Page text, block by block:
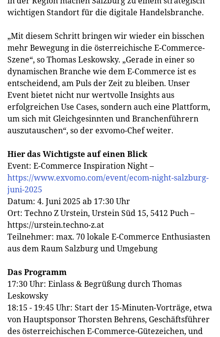
wichtigen Standort für die digitale Handelsbranche.
„Mit diesem Schritt bringen wir wieder ein bisschen
mehr Bewegung in die österreichische E-Commerce-
Szene“, so Thomas Leskowsky. „Gerade in einer so
dynamischen Branche wie dem E-Commerce ist es
entscheidend, am Puls der Zeit zu bleiben. Unser
Event bietet nicht nur wertvolle Insights aus
erfolgreichen Use Cases, sondern auch eine Plattform,
um sich mit Gleichgesinnten und Branchenführern
auszutauschen“, so der exvomo-Chef weiter.
Hier das Wichtigste auf einen Blick
Event: E-Commerce Inspiration Night –
https://www.exvomo.com/event/ecom-night-salzburg-
juni-2025
Datum: 4. Juni 2025 ab 17:30 Uhr
Ort: Techno Z Urstein, Urstein Süd 15, 5412 Puch –
https://urstein.techno-z.at
Teilnehmer: max. 70 lokale E-Commerce Enthusiasten
aus dem Raum Salzburg und Umgebung
Das Programm
17:30 Uhr: Einlass & Begrüßung durch Thomas
Leskowsky
18:15 - 19:45 Uhr: Start der 15-Minuten-Vorträge, etwa
von Hauptsponsor Thorsten Behrens, Geschäftsführer
des österreichischen E-Commerce-Gütezeichen, und